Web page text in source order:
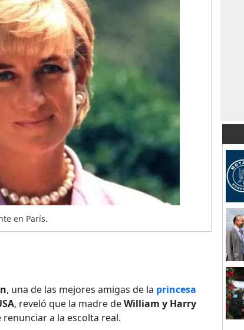
en París.
, una de las mejores amigas de la princesa
, reveló que la madre deWilliam y Harry
a la escolta real.